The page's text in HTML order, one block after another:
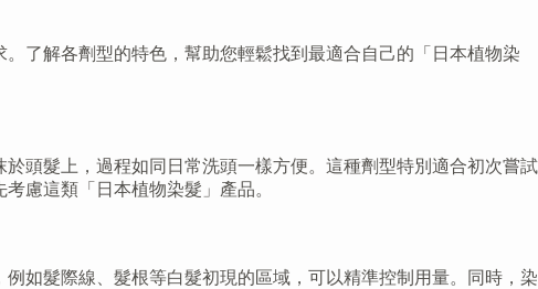
了解各劑型的特色，幫助您輕鬆找到最適合自己的「日本植物染
頭髮上，過程如同日常洗頭一樣方便。這種劑型特別適合初次嘗試
慮這類「日本植物染髮」產品。
如髮際線、髮根等白髮初現的區域，可以精準控制用量。同時，染